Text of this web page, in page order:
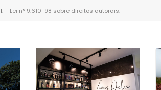
– Lei n° 9.610-98 sobre direitos autorais.